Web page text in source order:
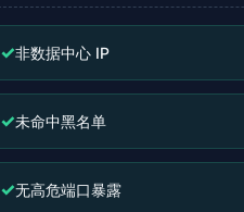
✓非数据中心 IP
✓未命中黑名单
✓无高危端口暴露